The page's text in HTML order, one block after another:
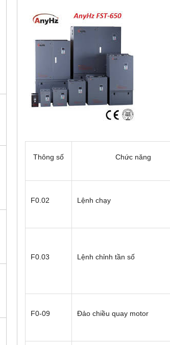
Thông số Chức năng
F0.02 Lệnh chạy
F0.03 Lệnh chỉnh tần số
F0-09 Đảo chiều quay motor